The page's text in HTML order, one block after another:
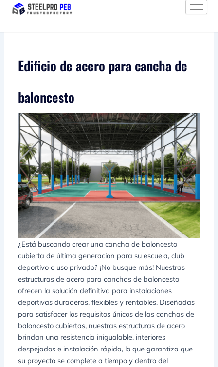
Edificio de acero para cancha de
baloncesto
¿Está buscando crear una cancha de baloncesto
cubierta de última generación para su escuela, club
deportivo o uso privado? ¡No busque más! Nuestras
estructuras de acero para canchas de baloncesto
ofrecen la solución definitiva para instalaciones
deportivas duraderas, flexibles y rentables. Diseñadas
para satisfacer los requisitos únicos de las canchas de
baloncesto cubiertas, nuestras estructuras de acero
brindan una resistencia inigualable, interiores
despejados e instalación rápida, lo que garantiza que
su proyecto se complete a tiempo y dentro del